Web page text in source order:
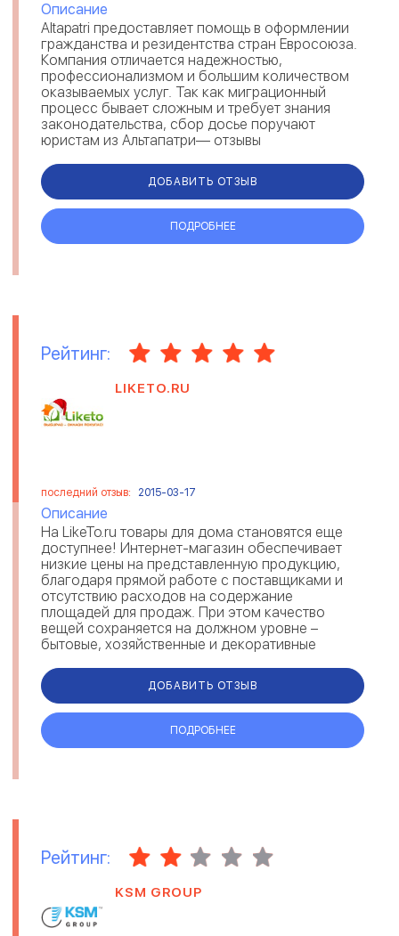
Описание
Altapatri предоставляет помощь в оформлении
гражданства и резидентства стран Евросоюза.
Компания отличается надежностью,
профессионализмом и большим количеством
оказываемых услуг. Так как миграционный
процесс бывает сложным и требует знания
законодательства, сбор досье поручают
юристам из Альтапатри— отзывы
вопросов и предостав...
ДОБАВИТЬ ОТЗЫВ
ПОДРОБНЕЕ
Рейтинг:
LIKETO.RU
последний отзыв: 2015-03-17
Описание
На LikeTo.ru товары для дома становятся еще
доступнее! Интернет-магазин обеспечивает
низкие цены на представленную продукцию,
благодаря прямой работе с поставщиками и
отсутствию расходов на содержание
площадей для продаж. При этом качество
вещей сохраняется на должном уровне –
бытовые, хозяйственные и декоративные
из е...
ДОБАВИТЬ ОТЗЫВ
ПОДРОБНЕЕ
Рейтинг:
KSM GROUP